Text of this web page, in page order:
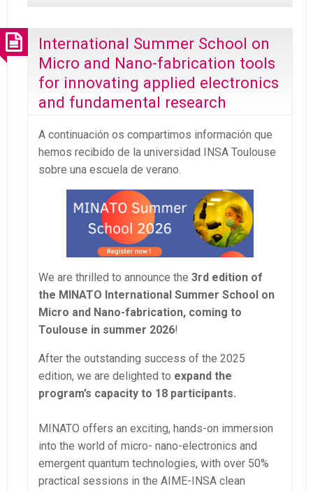
International Summer School on
Micro and Nano-fabrication tools
for innovating applied electronics
and fundamental research
A continuación os compartimos información que
hemos recibido de la universidad INSA Toulouse
sobre una escuela de verano.
We are thrilled to announce the 3rd edition of
the MINATO International Summer School on
Micro and Nano-fabrication, coming to
Toulouse in summer 2026!
After the outstanding success of the 2025
edition, we are delighted to expand the
program’s capacity to 18 participants.
MINATO offers an exciting, hands-on immersion
into the world of micro- nano-electronics and
emergent quantum technologies, with over 50%
practical sessions in the AIME-INSA clean